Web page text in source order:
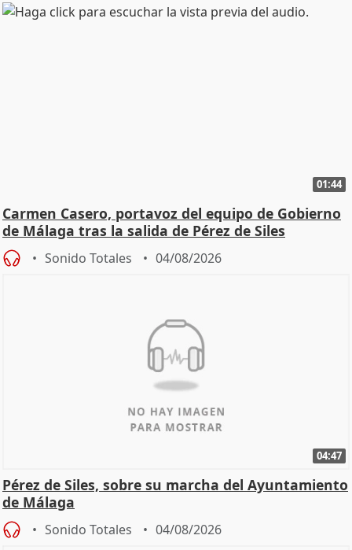
01:44
Carmen Casero, portavoz del equipo de Gobierno
de Málaga tras la salida de Pérez de Siles
Sonido Totales 04/08/2026
04:47
Pérez de Siles, sobre su marcha del Ayuntamiento
de Málaga
Sonido Totales 04/08/2026